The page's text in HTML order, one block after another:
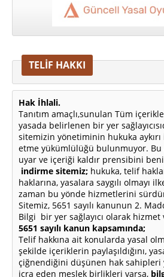
TELİF HAKKI
Hak İhlali.
Tanıtım amaçlı,sunulan Tüm
yasada belirlenen bir yer
sitemizin yönetiminin hukuka
etme yükümlülüğü bulunmuyor. Bu
uyar ve içeriği kaldır prensibini
indirme sitemiz; hukuka, telif
haklarına, yasalara saygılı olmayı
zaman bu yönde hizmetlerini
Sitemiz, 5651 sayılı kanunun 2.
Bilgi bir yer sağlayıcı olarak hizmet
5651 sayılı kanun kapsamında;
Telif hakkına ait konularda yasal
şekilde içeriklerin paylaşıldığını,
çiğnendiğini düşünen hak sahipleri
icra eden meslek birlikleri varsa,